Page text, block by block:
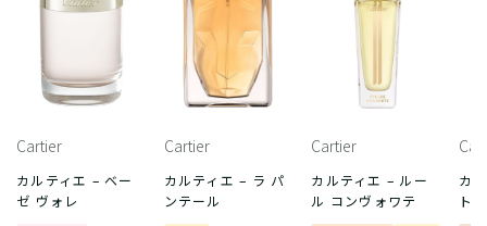
Cartier
カルティエ – ベー
ゼ ヴォレ
Cartier
カルティエ – ラ パ
ンテール
Cartier
カルティエ – ルー
ル コンヴォワテ
カ
トス